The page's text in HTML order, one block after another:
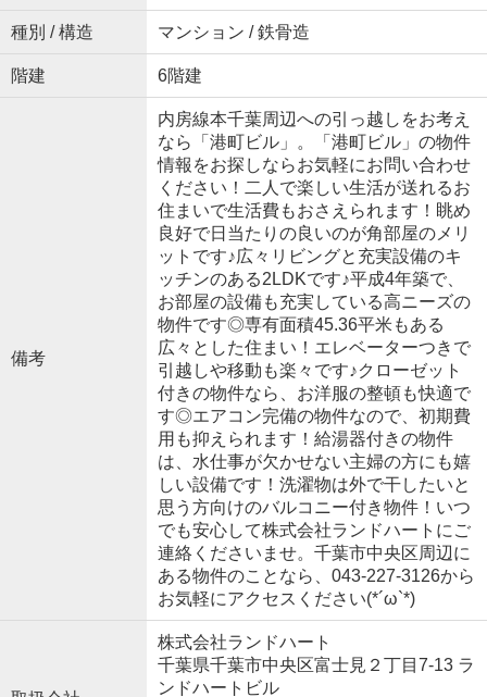
種別 / 構造 マンション / 鉄骨造
階建 6階建
備考
内房線本千葉周辺への引っ越しをお考え
なら「港町ビル」。「港町ビル」の物件
情報をお探しならお気軽にお問い合わせ
ください！二人で楽しい生活が送れるお
住まいで生活費もおさえられます！眺め
良好で日当たりの良いのが角部屋のメリ
ットです♪広々リビングと充実設備のキ
ッチンのある2LDKです♪平成4年築で、
お部屋の設備も充実している高ニーズの
物件です◎専有面積45.36平米もある
広々とした住まい！エレベーターつきで
引越しや移動も楽々です♪クローゼット
付きの物件なら、お洋服の整頓も快適で
す◎エアコン完備の物件なので、初期費
用も抑えられます！給湯器付きの物件
は、水仕事が欠かせない主婦の方にも嬉
しい設備です！洗濯物は外で干したいと
思う方向けのバルコニー付き物件！いつ
でも安心して株式会社ランドハートにご
連絡くださいませ。千葉市中央区周辺に
ある物件のことなら、043-227-3126から
お気軽にアクセスください(*´ω`*)
株式会社ランドハート
千葉県千葉市中央区富士見２丁目7-13 ラ
ンドハートビル